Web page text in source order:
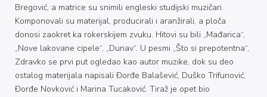
Bregović, a matrice su snimili engleski studijski muzičari.
Komponovali su materijal, producirali i aranžirali, a ploča
donosi zaokret ka rokerskijem zvuku. Hitovi su bili „Mađarica“,
„Nove lakovane cipele“, „Dunav“. U pesmi „Što si prepotentna“,
Zdravko se prvi put ogledao kao autor muzike, dok su deo
ostalog materijala napisali Đorđe Balašević, Duško Trifunović,
Đorđe Novković i Marina Tucaković. Tiraž je opet bio